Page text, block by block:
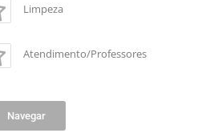
Limpeza
Atendimento/Professores
Navegar